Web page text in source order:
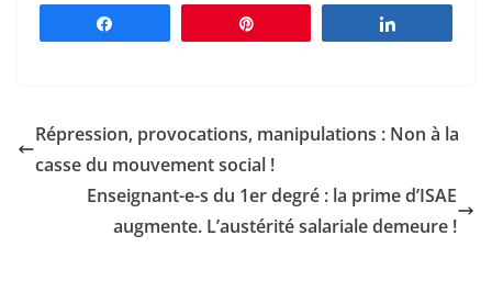
Répression, provocations, manipulations : Non à la
casse du mouvement social !
Enseignant-e-s du 1er degré : la prime d’ISAE
augmente. L’austérité salariale demeure !